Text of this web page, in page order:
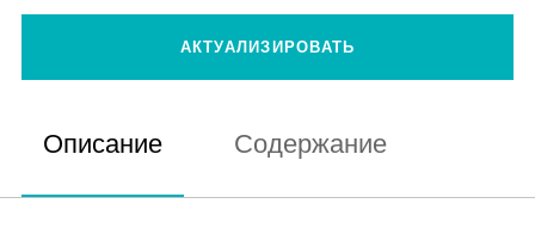
АКТУАЛИЗИРОВАТЬ
Описание Содержание